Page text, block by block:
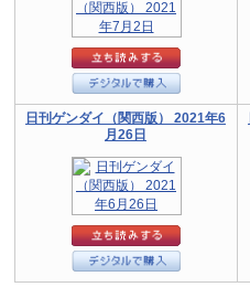
日刊ゲンダイ（関西版） 2021年6
月26日